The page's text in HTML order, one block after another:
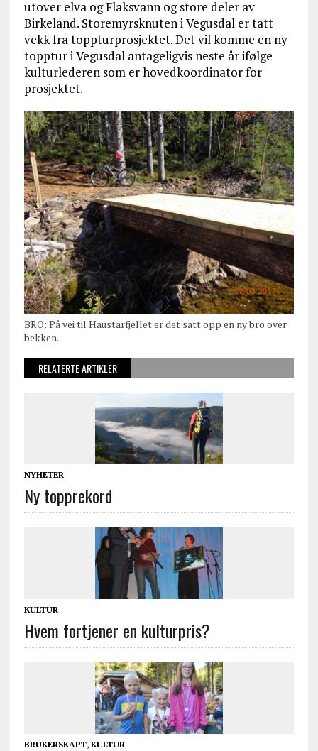
utover elva og Flaksvann og store deler av
Birkeland. Storemyrsknuten i Vegusdal er tatt
vekk fra toppturprosjektet. Det vil komme en ny
topptur i Vegusdal antageligvis neste år ifølge
kulturlederen som er hovedkoordinator for
prosjektet.
BRO: På vei til Haustarfjellet er det satt opp en ny bro over
bekken.
RELATERTE ARTIKLER
NYHETER
Ny topprekord
KULTUR
Hvem fortjener en kulturpris?
BRUKERSKAPT, KULTUR